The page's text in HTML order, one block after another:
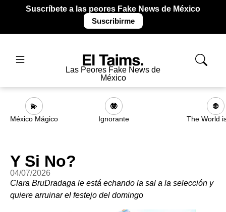
Suscríbete a las peores Fake News de México
Suscribirme
Las Peores Fake News de
México
💫
México Mágico
🤓
Ignorante
🌐
The World
Y Si No?
04/07/2026
Clara BruDradaga le está echando la sal a la selección y
quiere arruinar el festejo del domingo